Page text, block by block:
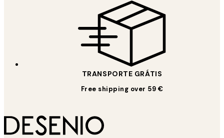
TRANSPORTE GRÁTIS
Free shipping over 59 €